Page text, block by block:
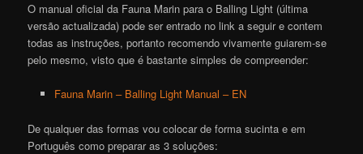
O manual oficial da Fauna Marin para o Balling Light (última
versão actualizada) pode ser entrado no link a seguir e contem
todas as instruções, portanto recomendo vivamente guiarem-se
pelo mesmo, visto que é bastante simples de compreender:
Fauna Marin – Balling Light Manual – EN
De qualquer das formas vou colocar de forma sucinta e em
Português como preparar as 3 soluções: